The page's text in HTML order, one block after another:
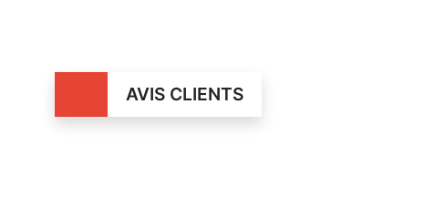
AVIS CLIENTS